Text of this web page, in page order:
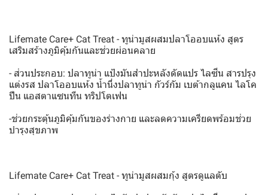
Lifemate Care+ Cat Treat - ทูน่ามูสผสมปลาโออบแห้ง สูตร
เสริมสร้างภูมิคุ้มกันและช่วยผ่อนคลาย
- ส่วนประกอบ: ปลาทูน่า แป้งมันสำปะหลังดัดแปร ไลซีน สารปรุง
แต่งรส ปลาโออบแห้ง น้ำนึ่งปลาทูน่า กัวร์กัม เบต้ากลูแคน ไลโค
ปีน แอสตาแซนทีน ทริปโตเฟน
-ช่วยกระตุ้นภูมิคุ้มกันของร่างกาย และลดความเครียดพร้อมช่วย
บำรุงสุขภาพ
Lifemate Care+ Cat Treat - ทูน่ามูสผสมกุ้ง สูตรดูแลตับ